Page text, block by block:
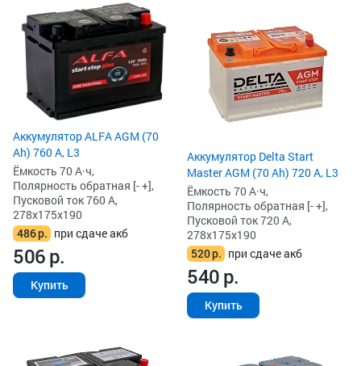
Аккумулятор ALFA AGM (70
Ah) 760 А, L3
Ёмкость 70 А·ч,
Полярность обратная [- +],
Пусковой ток 760 А,
278x175x190
486р. при сдаче акб
506р.
Купить
Аккумулятор Delta Start
Master AGM (70 Ah) 720 А, L3
Ёмкость 70 А·ч,
Полярность обратная [- +],
Пусковой ток 720 А,
278x175x190
520р. при сдаче акб
540р.
Купить